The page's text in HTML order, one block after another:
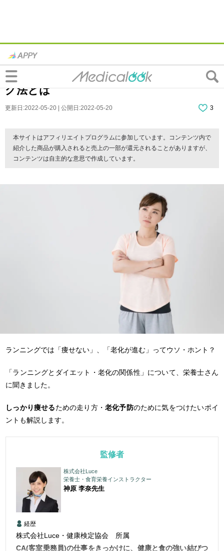
ランニングでは「痩せない」「老化が進
む」ってウソ・ホント？効率的なランニン
グ法とは
更新日:2022-05-20 | 公開日:2022-05-20 3
本サイトはアフィリエイトプログラムに参加しています。コンテンツ内で
紹介した商品が購入されると売上の一部が還元されることがありますが、
コンテンツは自主的な意思で作成しています。
ランニングでは「痩せない」、「老化が進む」ってウソ・ホント？
「ランニングとダイエット・老化の関係性」について、栄養士さん
に聞きました。
しっかり痩せるための走り方・ 老化予防のために気をつけたいポイ
ントも解説します。
監修者
株式会社Luce
栄養士・食育栄養インストラクター
神原 李奈先生
経歴
株式会社Luce・健康検定協会 所属
CA(客室乗務員)の仕事をきっかけに、健康と食の強い結びつ